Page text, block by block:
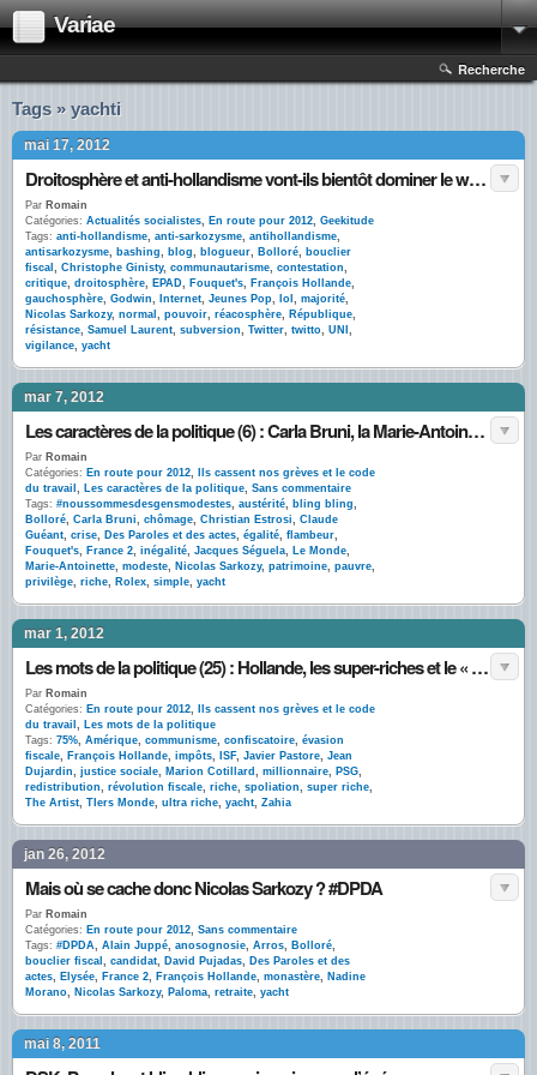
Variae
Recherche
Tags » yachti
mai 17, 2012
Droitosphère et anti-hollandisme vont-ils bientôt dominer le web ?
Par Romain
Catégories: Actualités socialistes, En route pour 2012, Geekitude
Tags: anti-hollandisme, anti-sarkozysme, antihollandisme,
antisarkozysme, bashing, blog, blogueur, Bolloré, bouclier
fiscal , Christophe Ginisty, communautarisme, contestation,
critique, droitosphère, EPAD, Fouquet's, François Hollande,
gauchosphère, Godwin, Internet, Jeunes Pop, lol , majorité,
Nicolas Sarkozy, normal , pouvoir, réacosphère, République,
résistance, Samuel Laurent, subversion, Twitter, twitto, UNI ,
vigilance, yacht
mar 7, 2012
Les caractères de la politique (6) : Carla Bruni, la Marie-Antoinette #noussommesdesgensmodestes
Par Romain
Catégories: En route pour 2012,
Ils cassent nos grèves et le code
du travail , Les caractères de la politique, Sans commentaire
Tags: #noussommesdesgensmodestes, austérité, bling bling,
Bolloré, Carla Bruni, chômage, Christian Estrosi, Claude
Guéant, crise, Des Paroles et des actes, égalité, flambeur,
Fouquet's, France 2, inégalité, Jacques Séguela, Le Monde,
Marie-Antoinette, modeste, Nicolas Sarkozy, patrimoine, pauvre,
privilège, riche, Rolex, simple, yacht
mar 1, 2012
Les mots de la politique (25) : Hollande, les super-riches et le « point Dujardin »
Par Romain
Catégories: En route pour 2012,
Ils cassent nos grèves et le code
du travail , Les mots de la politique
Tags: 75%, Amérique, communisme, confiscatoire, évasion
fiscale, François Hollande, impôts, ISF, Javier Pastore, Jean
Dujardin, justice sociale, Marion Cotillard , millionnaire, PSG,
redistribution, révolution fiscale, riche, spoliation, super riche,
The Artist, TIers Monde, ultra riche, yacht, Zahia
jan 26, 2012
Mais où se cache donc Nicolas Sarkozy ? #DPDA
Par Romain
Catégories: En route pour 2012, Sans commentaire
Tags: #DPDA, Alain Juppé, anosognosie, Arros, Bolloré,
bouclier fiscal , candidat, David Pujadas, Des Paroles et des
actes, Elysée, France 2, François Hollande, monastère, Nadine
Morano, Nicolas Sarkozy, Paloma, retraite, yacht
mai 8, 2011